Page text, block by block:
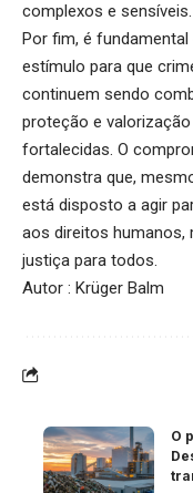
complexos e sensíveis.
Por fim, é
estímulo para que
continuem sendo
proteção e
fortalecidas. O
demonstra que,
está disposto a agir
aos direitos humanos,
justiça para todos.
Autor : Krüger Balm
O